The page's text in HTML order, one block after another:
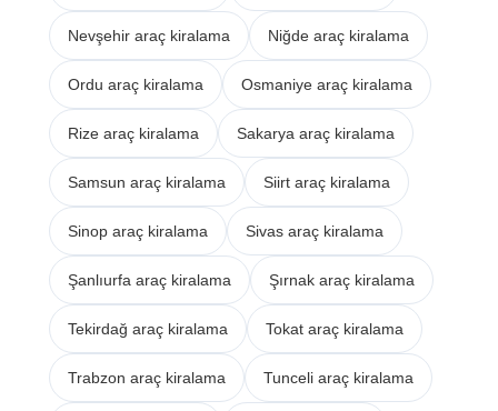
Nevşehir araç kiralama Niğde araç kiralama
Ordu araç kiralama Osmaniye araç kiralama
Rize araç kiralama Sakarya araç kiralama
Samsun araç kiralama Siirt araç kiralama
Sinop araç kiralama Sivas araç kiralama
Şanlıurfa araç kiralama Şırnak araç kiralama
Tekirdağ araç kiralama Tokat araç kiralama
Trabzon araç kiralama Tunceli araç kiralama